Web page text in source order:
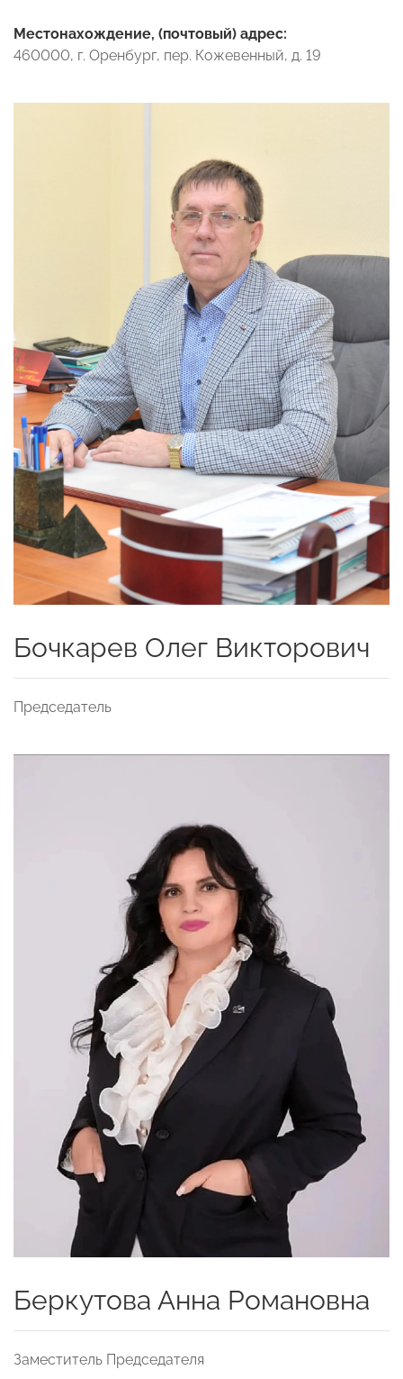
Местонахождение, (почтовый) адрес:
460000, г. Оренбург, пер. Кожевенный, д. 19
Бочкарев Олег Викторович
Председатель
Беркутова Анна Романовна
Заместитель Председателя